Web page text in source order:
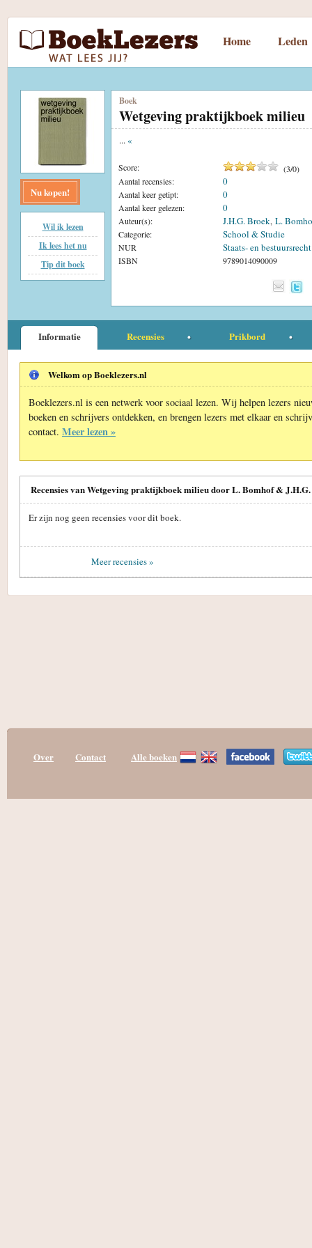
Home Leden
Nu kopen!
Wil ik lezen
Ik lees het nu
Tip dit boek
Boek
Wetgeving praktijkboek milieu
... «
Score: (3/0)
Aantal recensies:
0
Aantal keer getipt: 0
Aantal keer gelezen: 0
Auteur(s): J.H.G. Broek, L.
Categorie: School & Studie
NUR Staats- en bestuursrecht
ISBN 9789014090009
Informatie Recensies Prikbord
Welkom op Boeklezers.nl
Boeklezers.nl is een netwerk voor sociaal lezen. Wij helpen lezers
boeken en schrijvers ontdekken, en brengen lezers met elkaar en
contact. Meer lezen »
Recensies van Wetgeving praktijkboek milieu door L. Bomhof &
Er zijn nog geen recensies voor dit boek.
Meer recensies »
Over Contact Alle boeken